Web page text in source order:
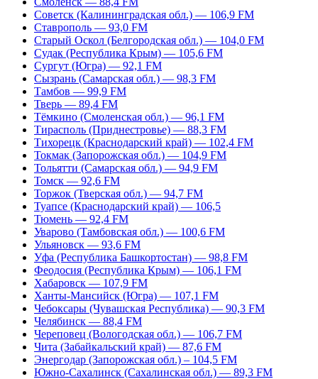
Советск (Калининградская обл.) — 106,9 FM
Ставрополь — 93,0 FM
Старый Оскол (Белгородская обл.) — 104,0 FM
Судак (Республика Крым) — 105,6 FM
Сургут (Югра) — 92,1 FM
Сызрань (Самарская обл.) — 98,3 FM
Тамбов — 99,9 FM
Тверь — 89,4 FM
Тёмкино (Смоленская обл.) — 96,1 FM
Тирасполь (Приднестровье) — 88,3 FM
Тихорецк (Краснодарский край) — 102,4 FM
Токмак (Запорожская обл.) — 104,9 FM
Тольятти (Самарская обл.) — 94,9 FM
Томск — 92,6 FM
Торжок (Тверская обл.) — 94,7 FM
Туапсе (Краснодарский край) — 106,5
Тюмень — 92,4 FM
Уварово (Тамбовская обл.) — 100,6 FM
Ульяновск — 93,6 FM
Уфа (Республика Башкортостан) — 98,8 FM
Феодосия (Республика Крым) — 106,1 FM
Хабаровск — 107,9 FM
Ханты-Мансийск (Югра) — 107,1 FM
Чебоксары (Чувашская Республика) — 90,3 FM
Челябинск — 88,4 FM
Череповец (Вологодская обл.) — 106,7 FM
Чита (Забайкальский край) — 87,6 FM
Энергодар (Запорожская обл.) – 104,5 FM
Южно-Сахалинск (Сахалинская обл.) — 89,3 FM